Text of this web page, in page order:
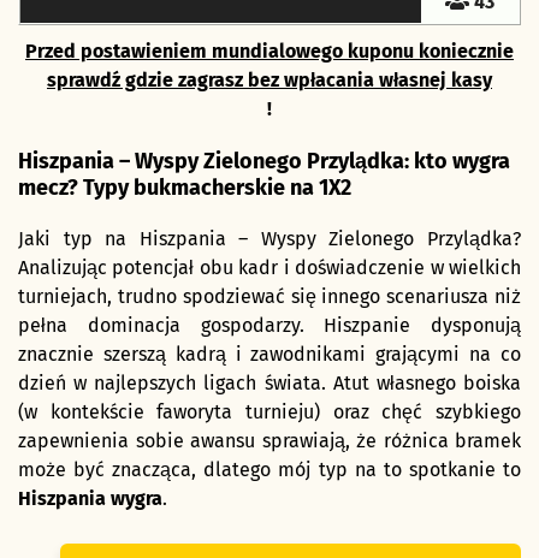
Przed postawieniem mundialowego kuponu koniecznie
sprawdź gdzie zagrasz bez wpłacania własnej kasy
!
Hiszpania – Wyspy Zielonego Przylądka: kto wygra
mecz? Typy bukmacherskie na 1X2
Jaki typ na Hiszpania – Wyspy Zielonego Przylądka?
Analizując potencjał obu kadr i doświadczenie w wielkich
turniejach, trudno spodziewać się innego scenariusza niż
pełna dominacja gospodarzy. Hiszpanie dysponują
znacznie szerszą kadrą i zawodnikami grającymi na co
dzień w najlepszych ligach świata. Atut własnego boiska
(w kontekście faworyta turnieju) oraz chęć szybkiego
zapewnienia sobie awansu sprawiają, że różnica bramek
może być znacząca, dlatego mój typ na to spotkanie to
Hiszpania wygra.